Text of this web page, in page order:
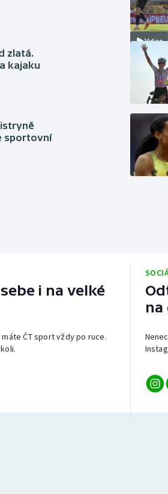
zlatá.
kajaku
sportovní
Video
i na velké
ČT sport vždy po ruce.
na